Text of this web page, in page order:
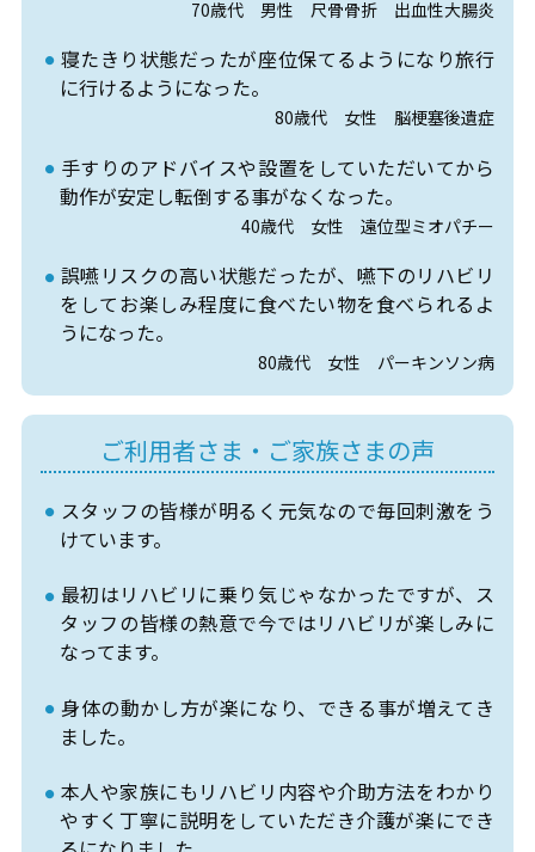
70歳代 男性 尺骨骨折 出血性大腸炎
寝たきり状態だったが座位保てるようになり旅行
に行けるようになった。
80歳代 女性 脳梗塞後遺症
手すりのアドバイスや設置をしていただいてから
動作が安定し転倒する事がなくなった。
40歳代 女性 遠位型ミオパチー
誤嚥リスクの高い状態だったが、嚥下のリハビリ
をしてお楽しみ程度に食べたい物を食べられるよ
うになった。
80歳代 女性 パーキンソン病
ご利用者さま・ご家族さまの声
スタッフの皆様が明るく元気なので毎回刺激をう
けています。
最初はリハビリに乗り気じゃなかったですが、ス
タッフの皆様の熱意で今ではリハビリが楽しみに
なってます。
身体の動かし方が楽になり、できる事が増えてき
ました。
本人や家族にもリハビリ内容や介助方法をわかり
やすく丁寧に説明をしていただき介護が楽にでき